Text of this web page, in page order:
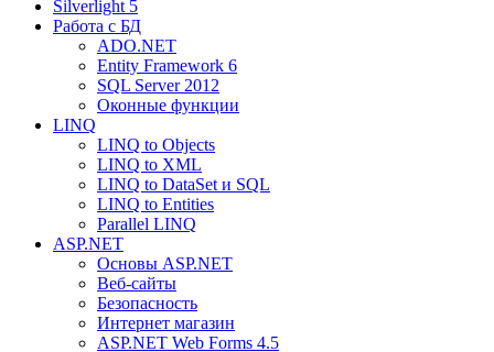
Silverlight 5
Работа с БД
ADO.NET
Entity Framework 6
SQL Server 2012
Оконные функции
LINQ
LINQ to Objects
LINQ to XML
LINQ to DataSet и SQL
LINQ to Entities
Parallel LINQ
ASP.NET
Основы ASP.NET
Веб-сайты
Безопасность
Интернет магазин
ASP.NET Web Forms 4.5